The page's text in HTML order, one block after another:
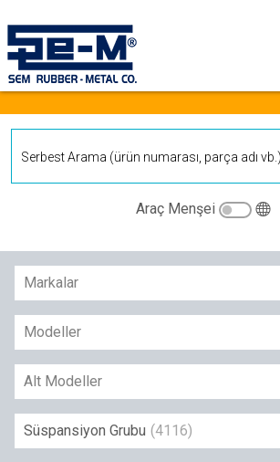
Araç Menşei
Markalar
Modeller
Alt Modeller
Süspansiyon Grubu (4116)